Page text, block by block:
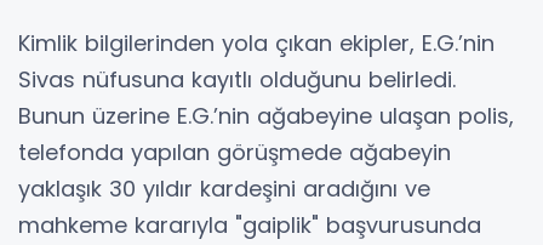
Kimlik bilgilerinden yola çıkan ekipler, E.G.’nin
Sivas nüfusuna kayıtlı olduğunu belirledi.
Bunun üzerine E.G.’nin ağabeyine ulaşan polis,
telefonda yapılan görüşmede ağabeyin
yaklaşık 30 yıldır kardeşini aradığını ve
mahkeme kararıyla "gaiplik" başvurusunda